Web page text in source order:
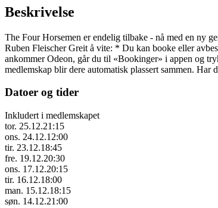
Beskrivelse
The Four Horsemen er endelig tilbake - nå med en ny
Ruben Fleischer Greit å vite: * Du kan booke eller
ankommer Odeon, går du til «Bookinger» i appen og
medlemskap blir dere automatisk plassert sammen.
Datoer og tider
Inkludert i medlemskapet
tor. 25.12.21:15
ons. 24.12.12:00
tir. 23.12.18:45
fre. 19.12.20:30
ons. 17.12.20:15
tir. 16.12.18:00
man. 15.12.18:15
søn. 14.12.21:00